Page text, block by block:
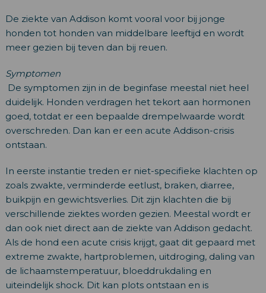
De ziekte van Addison komt vooral voor bij jonge
honden tot honden van middelbare leeftijd en wordt
meer gezien bij teven dan bij reuen.
Symptomen
De symptomen zijn in de beginfase meestal niet heel
duidelijk. Honden verdragen het tekort aan hormonen
goed, totdat er een bepaalde drempelwaarde wordt
overschreden. Dan kan er een acute Addison-crisis
ontstaan.
In eerste instantie treden er niet-specifieke klachten op
zoals zwakte, verminderde eetlust, braken, diarree,
buikpijn en gewichtsverlies. Dit zijn klachten die bij
verschillende ziektes worden gezien. Meestal wordt er
dan ook niet direct aan de ziekte van Addison gedacht.
Als de hond een acute crisis krijgt, gaat dit gepaard met
extreme zwakte, hartproblemen, uitdroging, daling van
de lichaamstemperatuur, bloeddrukdaling en
uiteindelijk shock. Dit kan plots ontstaan en is